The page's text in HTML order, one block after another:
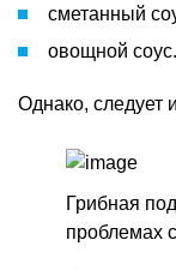
сметанный
овощной соус.
Однако, следует
Грибная
проблемах